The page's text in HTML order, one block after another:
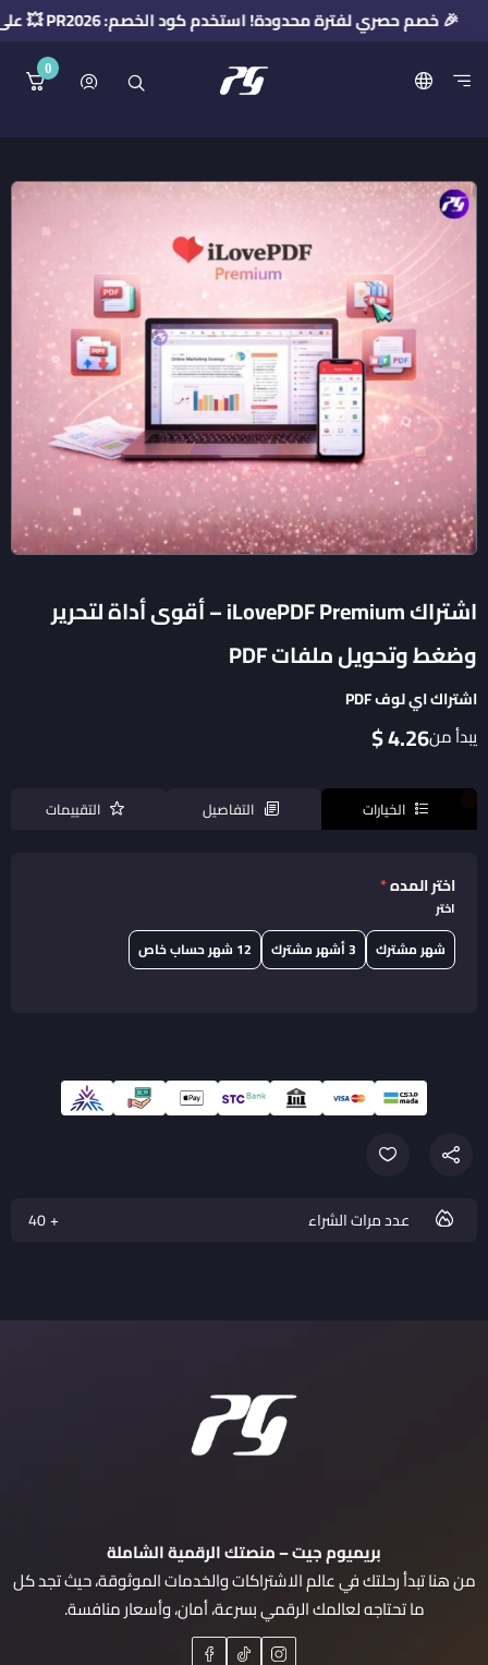
🎉 خصم حصري لفترة محدودة! استخدم كود الخصم: PR2026 💥 على مشتريات فوق 50 ريال 🔥
منصة بريميوم جيت
0
اشتراك iLovePDF Premium – أقوى أداة لتحرير
وضغط وتحويل ملفات PDF
اشتراك اي لوف PDF
يبدأ من4.26 $
الخيارات التفاصيل التقييمات
اختر المده*
اختر
شهر مشترك 3 أشهر مشترك 12 شهر حساب خاص
عدد مرات الشراء 40
بريميوم جيت – منصتك الرقمية الشاملة
من هنا تبدأ رحلتك في عالم الاشتراكات والخدمات الموثوقة، حيث تجد كل
ما تحتاجه لعالمك الرقمي بسرعة، أمان، وأسعار منافسة.